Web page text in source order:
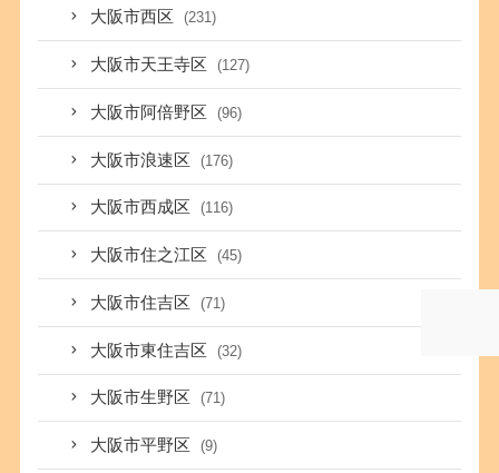
大阪市西区 (231)
大阪市天王寺区 (127)
大阪市阿倍野区 (96)
大阪市浪速区 (176)
大阪市西成区 (116)
大阪市住之江区 (45)
大阪市住吉区 (71)
大阪市東住吉区 (32)
大阪市生野区 (71)
大阪市平野区 (9)